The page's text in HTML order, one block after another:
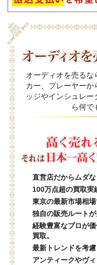
オーディオを売るな
カー、プレーヤーか
ッジやインシュレ
ら何で
直営店だからムダ
100万点超の買取実
東京の最新市場相場
独自の販売ルート
経験豊富なプロが
買取。
最新トレンドを考慮
アンティークやヴ